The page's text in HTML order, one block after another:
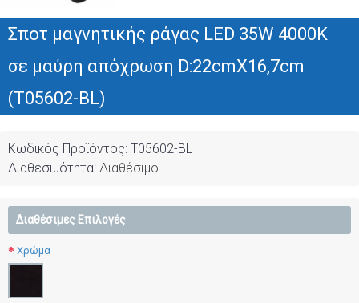
Σποτ μαγνητικής ράγας LED 35W 4000K
σε μαύρη απόχρωση D:22cmX16,7cm
(T05602-BL)
Κωδικός Προϊόντος: T05602-BL
Διαθεσιμότητα: Διαθέσιμο
Διαθέσιμες Επιλογές
Χρώμα